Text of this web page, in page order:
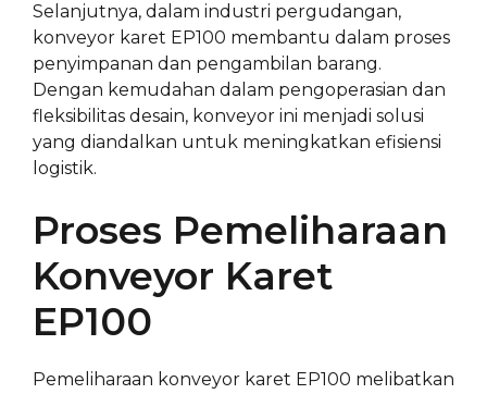
Selanjutnya, dalam industri pergudangan,
konveyor karet EP100 membantu dalam proses
penyimpanan dan pengambilan barang.
Dengan kemudahan dalam pengoperasian dan
fleksibilitas desain, konveyor ini menjadi solusi
yang diandalkan untuk meningkatkan efisiensi
logistik.
Proses Pemeliharaan
Konveyor Karet
EP100
Pemeliharaan konveyor karet EP100 melibatkan